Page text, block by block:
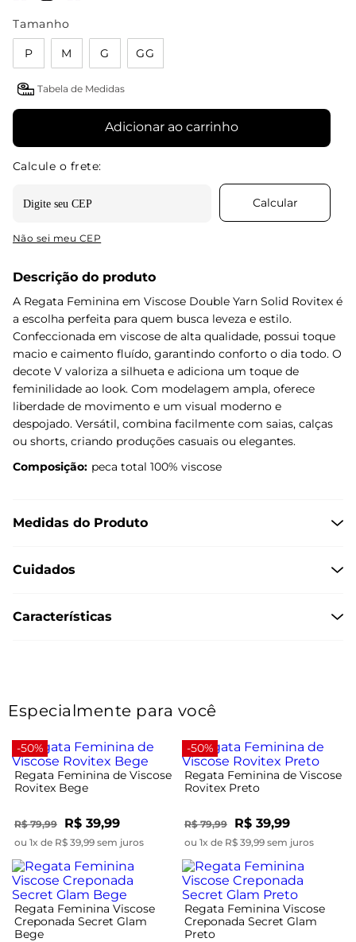
Tamanho
P M G GG
Tabela de Medidas
Adicionar ao carrinho
Não sei meu CEP
Descrição do produto
A Regata Feminina em Viscose Double Yarn Solid Rovitex é
a escolha perfeita para quem busca leveza e estilo.
Confeccionada em viscose de alta qualidade, possui toque
macio e caimento fluído, garantindo conforto o dia todo. O
decote V valoriza a silhueta e adiciona um toque de
feminilidade ao look. Com modelagem ampla, oferece
liberdade de movimento e um visual moderno e
despojado. Versátil, combina facilmente com saias, calças
ou shorts, criando produções casuais ou elegantes.
Composição: peca total 100% viscose
Medidas do Produto
Cuidados
Características
Especialmente para você
-50%
Regata Feminina de Viscose
Rovitex Bege
R$ 79,99 R$ 39,99
ou 1x de R$ 39,99 sem juros
-50%
Regata Feminina de Viscose
Rovitex Preto
R$ 79,99 R$ 39,99
ou 1x de R$ 39,99 sem juros
Regata Feminina Viscose
Creponada Secret Glam
Bege
Regata Feminina Viscose
Creponada Secret Glam
Preto